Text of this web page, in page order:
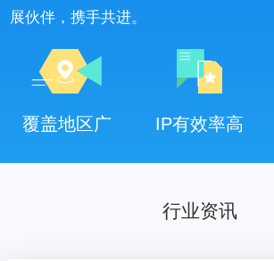
展伙伴，携手共进。
覆盖地区广 IP有效率高
行业资讯